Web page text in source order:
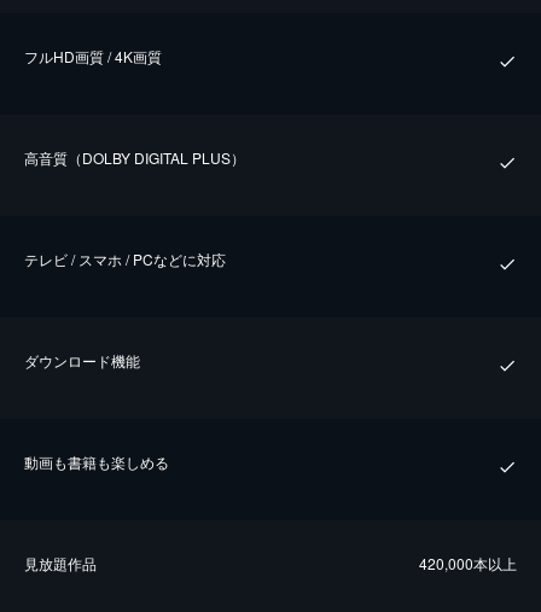
フルHD画質 / 4K画質
⾼⾳質（DOLBY DIGITAL PLUS）
テレビ / スマホ / PCなどに対応
ダウンロード機能
動画も書籍も楽しめる
⾒放題作品 420,000本以上